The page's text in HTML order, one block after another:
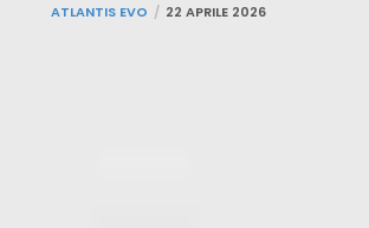
ATLANTIS EVO 22 APRILE 2026